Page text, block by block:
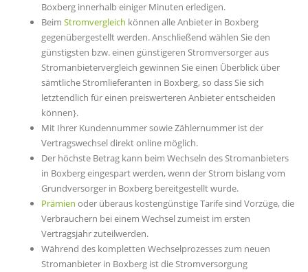
Boxberg innerhalb einiger Minuten erledigen.
Beim Stromvergleich können alle Anbieter in Boxberg
gegenübergestellt werden. Anschließend wählen Sie den
günstigsten bzw. einen günstigeren Stromversorger aus
Stromanbietervergleich gewinnen Sie einen Überblick über
sämtliche Stromlieferanten in Boxberg, so dass Sie sich
letztendlich für einen preiswerteren Anbieter entscheiden
können}.
Mit Ihrer Kundennummer sowie Zählernummer ist der
Vertragswechsel direkt online möglich.
Der höchste Betrag kann beim Wechseln des Stromanbieters
in Boxberg eingespart werden, wenn der Strom bislang vom
Grundversorger in Boxberg bereitgestellt wurde.
Prämien oder überaus kostengünstige Tarife sind Vorzüge, die
Verbrauchern bei einem Wechsel zumeist im ersten
Vertragsjahr zuteilwerden.
Während des kompletten Wechselprozesses zum neuen
Stromanbieter in Boxberg ist die Stromversorgung